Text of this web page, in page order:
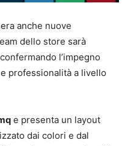
anche nuove
dello store sarà
l’impegno
professionalità a livello
e presenta un layout
dai colori e dal